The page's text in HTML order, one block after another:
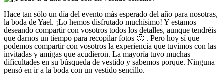
Hace tan sólo un día del evento más esperado del año para nosotras,
la boda de Yael. ¡Lo hemos disfrutado muchísimo! Y estamos
deseando compartir con vosotros todos los detalles, aunque tendréis
que darnos un tiempo para recopilar fotos 🙂 . Pero hoy sí que
podemos compartir con vosotros la experiencia que tuvimos con las
invitadas y amigas que acudieron. La mayoría tuvo muchas
dificultades en su búsqueda de vestido y sabemos porque. Ninguna
pensó en ir a la boda con un vestido sencillo.